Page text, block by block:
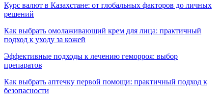
Курс валют в Казахстане: от глобальных факторов до личных
решений
Как выбрать омолаживающий крем для лица: практичный
подход к уходу за кожей
Эффективные подходы к лечению геморроя: выбор
препаратов
Как выбрать аптечку первой помощи: практичный подход к
безопасности